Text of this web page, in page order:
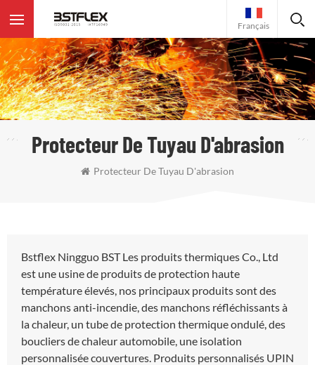
Français
Protecteur De Tuyau D'abrasion
Protecteur De Tuyau D'abrasion
Bstflex Ningguo BST Les produits thermiques Co., Ltd
est une usine de produits de protection haute
température élevés, nos principaux produits sont des
manchons anti-incendie, des manchons réfléchissants à
la chaleur, un tube de protection thermique ondulé, des
boucliers de chaleur automobile, une isolation
personnalisée couvertures. Produits personnalisés UPIN